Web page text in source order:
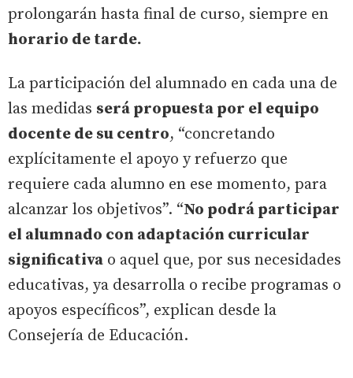
prolongarán hasta final de curso, siempre en
horario de tarde.
La participación del alumnado en cada una de
las medidas será propuesta por el equipo
docente de su centro, “concretando
explícitamente el apoyo y refuerzo que
requiere cada alumno en ese momento, para
alcanzar los objetivos”. “No podrá participar
el alumnado con adaptación curricular
significativa o aquel que, por sus necesidades
educativas, ya desarrolla o recibe programas o
apoyos específicos”, explican desde la
Consejería de Educación.